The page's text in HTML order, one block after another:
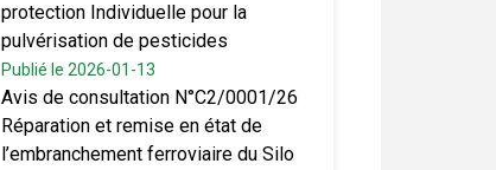
protection Individuelle pour la
pulvérisation de pesticides
Publié le 2026-01-13
Avis de consultation N°C2/0001/26
Réparation et remise en état de
l’embranchement ferroviaire du Silo